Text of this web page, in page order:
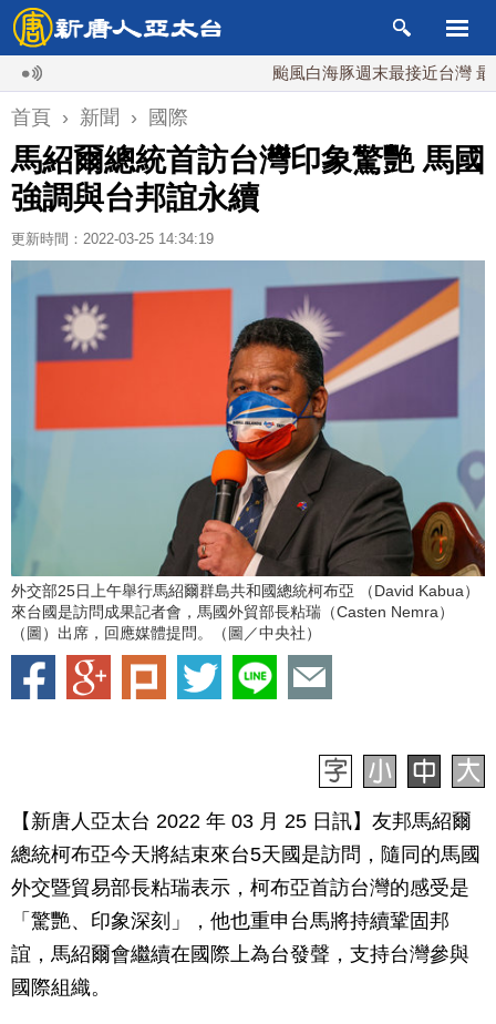
颱風白海豚週末最接近台灣 最快9日
首頁 › 新聞 › 國際
馬紹爾總統首訪台灣印象驚艷 馬國
強調與台邦誼永續
更新時間：2022-03-25 14:34:19
外交部25日上午舉行馬紹爾群島共和國總統柯布亞 （David Kabua）
來台國是訪問成果記者會，馬國外貿部長粘瑞（Casten Nemra）
（圖）出席，回應媒體提問。（圖／中央社）
【新唐人亞太台 2022 年 03 月 25 日訊】友邦馬紹爾
總統柯布亞今天將結束來台5天國是訪問，隨同的馬國
外交暨貿易部長粘瑞表示，柯布亞首訪台灣的感受是
「驚艷、印象深刻」，他也重申台馬將持續鞏固邦
誼，馬紹爾會繼續在國際上為台發聲，支持台灣參與
國際組織。